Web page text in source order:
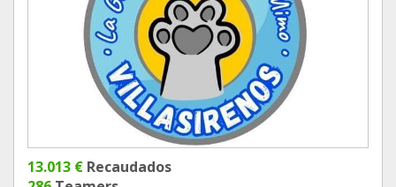
13.013 € Recaudados